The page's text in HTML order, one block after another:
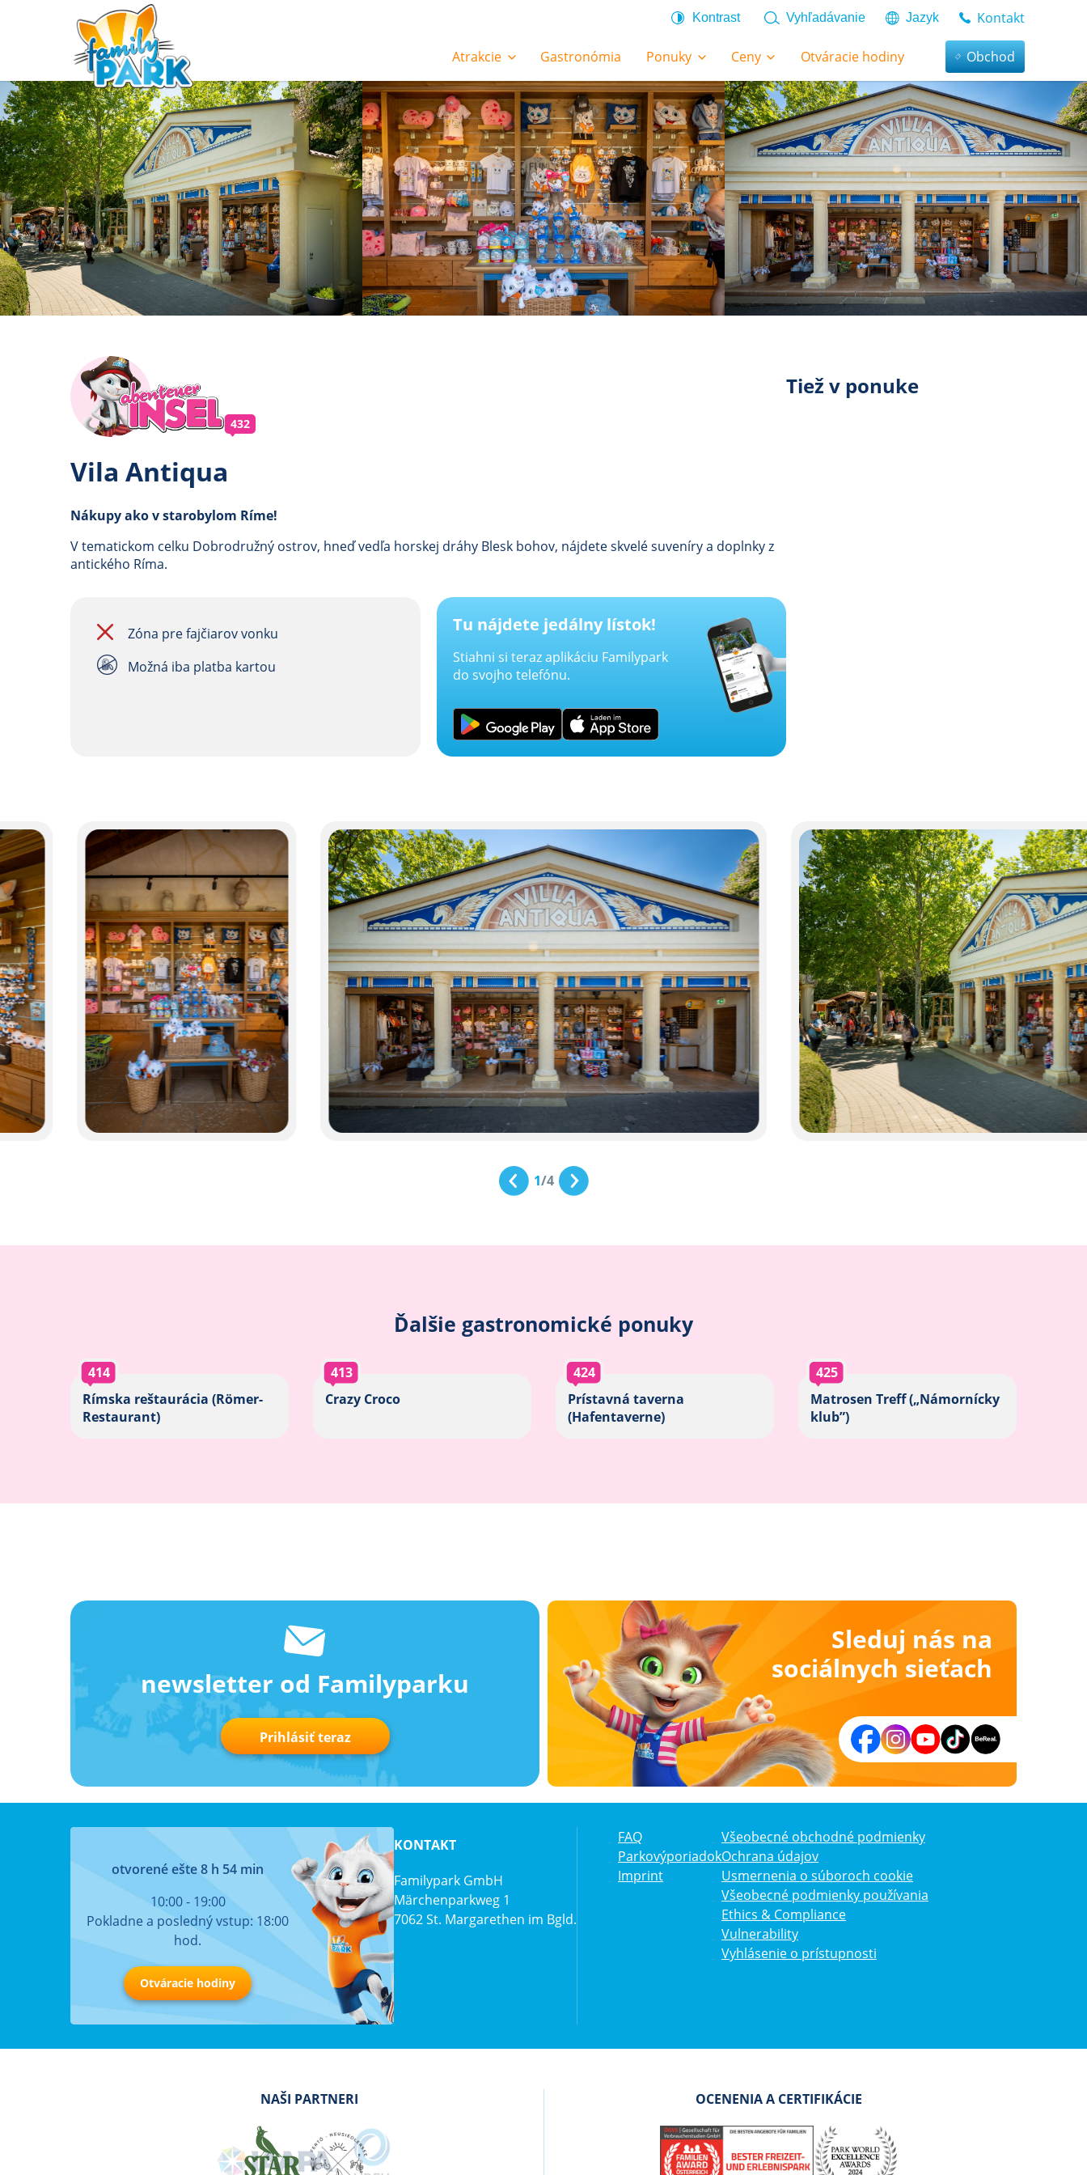
Kontrast Vyhľadávanie Jazyk Kontakt
Atrakcie Gastronómia Ponuky Ceny Otváracie hodiny Obchod
432
Vila Antiqua
Nákupy ako v starobylom Ríme!
V tematickom celku Dobrodružný ostrov, hneď vedľa horskej dráhy Blesk bohov, nájdete skvelé suveníry a doplnky z
antického Ríma.
Zóna pre fajčiarov vonku
Možná iba platba kartou
Tu nájdete jedálny lístok!
Stiahni si teraz aplikáciu Familypark
do svojho telefónu.
Tiež v ponuke
1/4
Ďalšie gastronomické ponuky
414
Rímska reštaurácia (Römer-
Restaurant)
413
Crazy Croco
424
Prístavná taverna
(Hafentaverne)
425
Matrosen Treff („Námornícky
klub”)
newsletter od Familyparku
Prihlásiť teraz
Sleduj nás na
sociálnych sieťach
otvorené ešte 8 h 54 min
10:00 - 19:00
Pokladne a posledný vstup: 18:00
hod.
Otváracie hodiny
KONTAKT
Familypark GmbH
Märchenparkweg 1
7062 St. Margarethen im Bgld.
FAQ
Parkovýporiadok
Imprint
Všeobecné obchodné podmienky
Ochrana údajov
Usmernenia o súboroch cookie
Všeobecné podmienky používania
Ethics & Compliance
Vulnerability
Vyhlásenie o prístupnosti
NAŠI PARTNERI OCENENIA A CERTIFIKÁCIE